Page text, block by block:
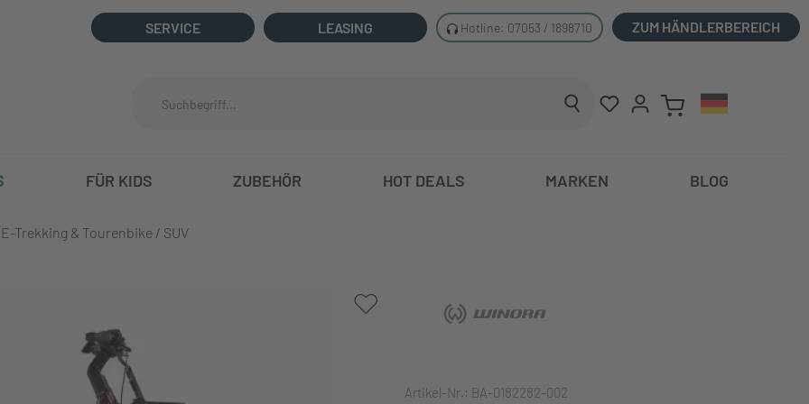
SERVICE LEASING Hotline: 07053 / 1898710 ZUM HÄNDLERBEREICH
FÜR KIDS ZUBEHÖR HOT DEALS MARKEN BLOG
E-Trekking & Tourenbike / SUV
Artikel-Nr.: BA-0182282-002